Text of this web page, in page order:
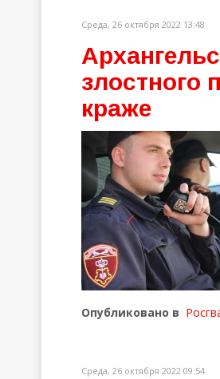
Среда, 26 октября 2022 13:48
злостного
краже
Опубликовано в
Среда, 26 октября 2022 09:54